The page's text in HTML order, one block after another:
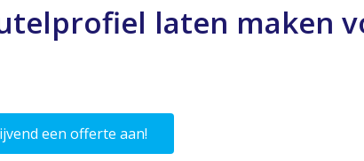
laten maken
een offerte aan!